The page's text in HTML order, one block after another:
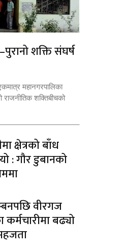
शक्ति संघर्ष
महानगरपालिका
राजनीतिक शक्तिबीचको
क्षेत्रको बाँध
: गौर डुबानको
वीरगज
बढ्यो